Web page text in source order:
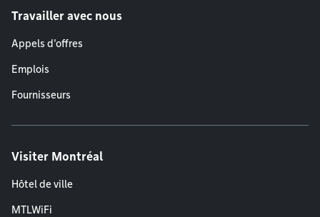
Travailler avec nous
Appels d'offres
Emplois
Fournisseurs
Visiter Montréal
Hôtel de ville
MTLWiFi